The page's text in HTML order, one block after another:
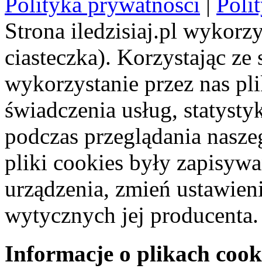
Strona iledzisiaj.pl
ciasteczka). Korzystając
wykorzystanie przez nas
świadczenia usług,
podczas przeglądania
pliki cookies były
urządzenia, zmień
wytycznych jej producenta.
Informacje o plikach